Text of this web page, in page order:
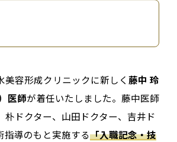
美容形成クリニックに新しく 藤中 玲
医師が着任いたしました。藤中医師
朴ドクター、山田ドクター、吉井ド
指導のもと実施する「入職記念・技